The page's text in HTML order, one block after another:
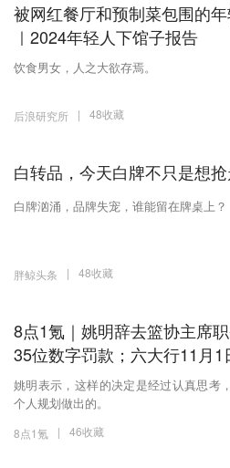
被网红餐厅和预制菜包围的
｜2024年轻人下馆子报告
饮食男女，人之大欲存焉。
后浪研究所 | 48收藏
白转品，今天白牌不只是想
白牌汹涌，品牌失宠，谁能留在牌桌上？
胖鲸头条 | 48收藏
8点1氪｜姚明辞去篮协主席
35位数字罚款；六大行11月
制
姚明表示，这样的决定是经过认真思考
个人规划做出的。
8点1氪 | 46收藏